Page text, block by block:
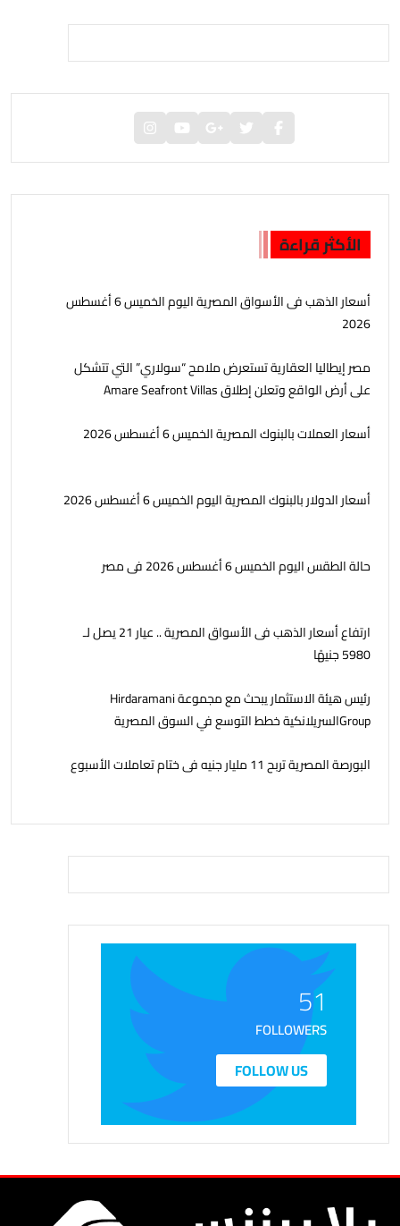
الأكثر قراءة
أسعار الذهب فى الأسواق المصرية اليوم الخميس 6 أغسطس
2026
مصر إيطاليا العقارية تستعرض ملامح “سولاري” التي تتشكل
على أرض الواقع وتعلن إطلاق Amare Seafront Villas
أسعار العملات بالبنوك المصرية الخميس 6 أغسطس 2026
أسعار الدولار بالبنوك المصرية اليوم الخميس 6 أغسطس 2026
حالة الطقس اليوم الخميس 6 أغسطس 2026 فى مصر
ارتفاع أسعار الذهب فى الأسواق المصرية .. عيار 21 يصل لـ
5980 جنيهًا
رئيس هيئة الاستثمار يبحث مع مجموعة Hirdaramani
Groupالسريلانكية خطط التوسع في السوق المصرية
البورصة المصرية تربح 11 مليار جنيه فى ختام تعاملات الأسبوع
51
FOLLOWERS
FOLLOW US